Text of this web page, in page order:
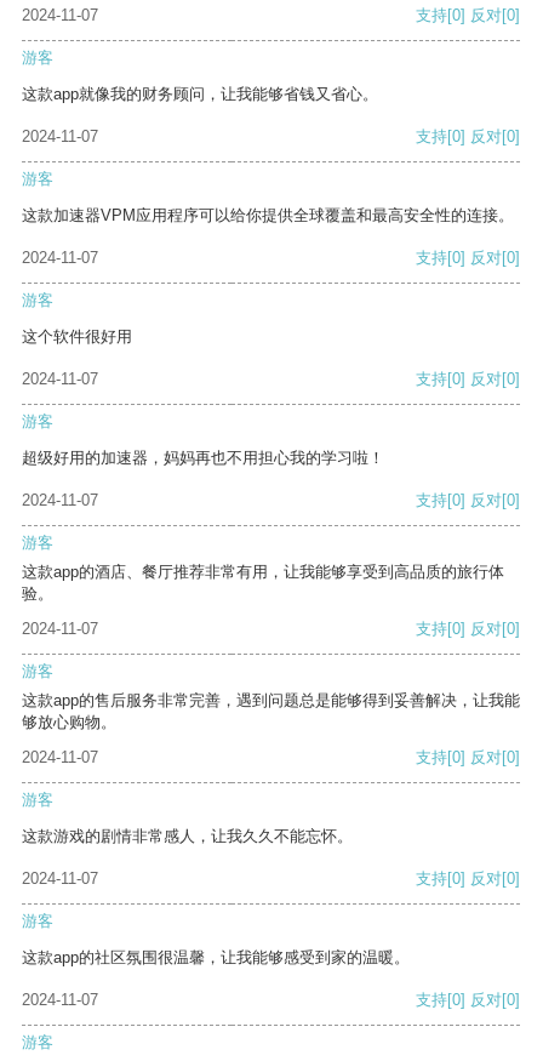
2024-11-07 支持[0] 反对[0]
游客
这款app就像我的财务顾问，让我能够省钱又省心。
2024-11-07 支持[0] 反对[0]
游客
这款加速器VPM应用程序可以给你提供全球覆盖和最高安全性的连接。
2024-11-07 支持[0] 反对[0]
游客
这个软件很好用
2024-11-07 支持[0] 反对[0]
游客
超级好用的加速器，妈妈再也不用担心我的学习啦！
2024-11-07 支持[0] 反对[0]
游客
这款app的酒店、餐厅推荐非常有用，让我能够享受到高品质的旅行体
验。
2024-11-07
支持[0] 反对[0]
游客
这款app的售后服务非常完善，遇到问题总是能够得到妥善解决，让我能
够放心购物。
2024-11-07
支持[0] 反对[0]
游客
这款游戏的剧情非常感人，让我久久不能忘怀。
2024-11-07 支持[0] 反对[0]
游客
这款app的社区氛围很温馨，让我能够感受到家的温暖。
2024-11-07 支持[0] 反对[0]
游客